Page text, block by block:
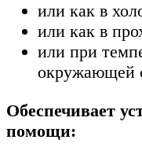
или как в
или как в
или при
окружающей
Обеспечивает
помощи: